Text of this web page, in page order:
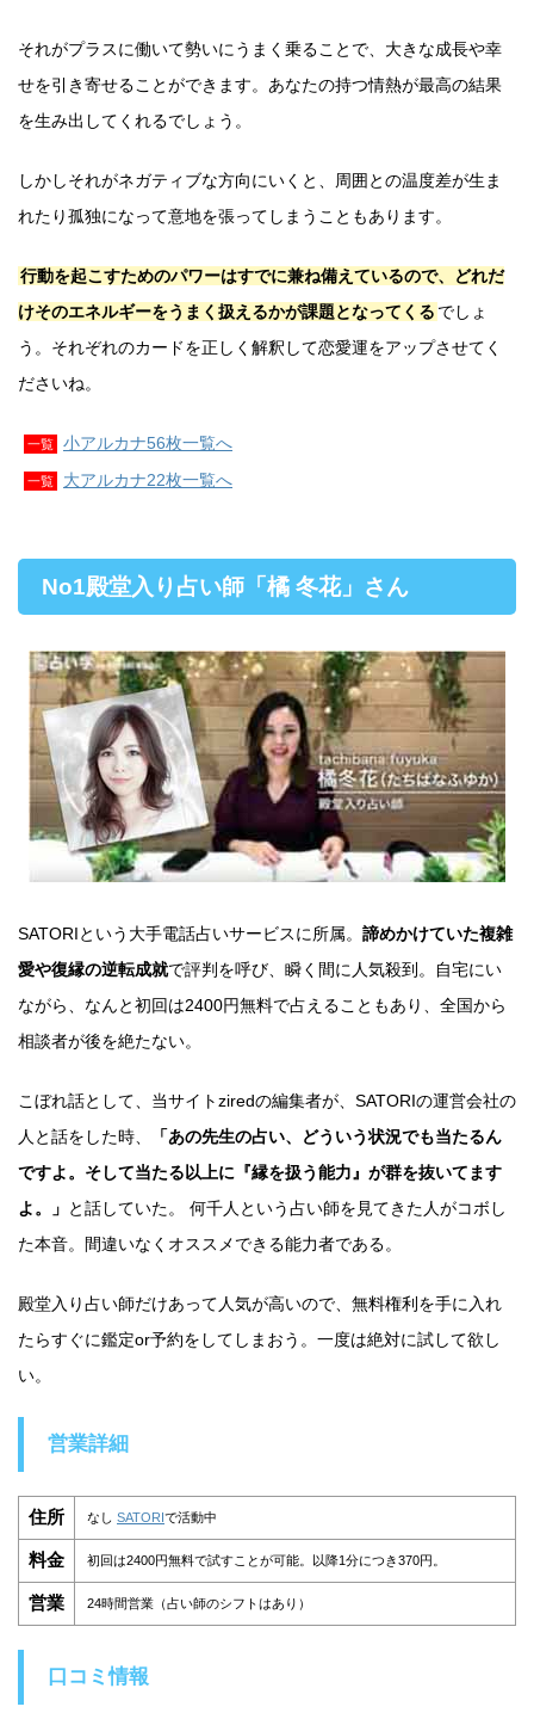
それがプラスに働いて勢いにうまく乗ることで、大きな成長や幸
せを引き寄せることができます。あなたの持つ情熱が最高の結果
を生み出してくれるでしょう。
しかしそれがネガティブな方向にいくと、周囲との温度差が生ま
れたり孤独になって意地を張ってしまうこともあります。
行動を起こすためのパワーはすでに兼ね備えているので、どれだ
けそのエネルギーをうまく扱えるかが課題となってくる でしょ
う。それぞれのカードを正しく解釈して恋愛運をアップさせてく
ださいね。
一覧 小アルカナ56枚一覧へ
一覧 大アルカナ22枚一覧へ
No1殿堂入り占い師「橘 冬花」さん
SATORIという大手電話占いサービスに所属。 諦めかけていた複雑
愛や復縁の逆転成就で評判を呼び、瞬く間に人気殺到。自宅にい
ながら、なんと初回は2400円無料で占えることもあり、全国から
相談者が後を絶たない。
こぼれ話として、当サイトziredの編集者が、SATORIの運営会社の
人と話をした時、
「あの先生の占い、どういう状況でも当たるん
ですよ。そして当たる以上に『縁を扱う能力』が群を抜いてます
よ。」 と話していた。 何千人という占い師を見てきた人がコボし
た本音。間違いなくオススメできる能力者である。
殿堂入り占い師だけあって人気が高いので、無料権利を手に入れ
たらすぐに鑑定or予約をしてしまおう。一度は絶対に試して欲し
い。
営業詳細
住所 なし SATORIで活動中
料金 初回は2400円無料で試すことが可能。以降1分につき370円。
営業 24時間営業（占い師のシフトはあり）
口コミ情報